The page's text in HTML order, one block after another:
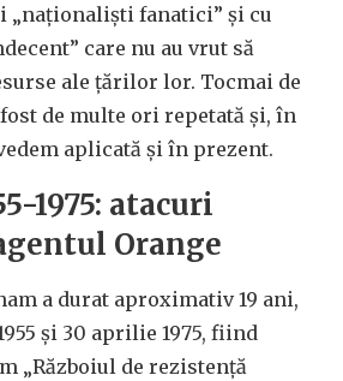
„naționaliști fanatici” și cu
care nu au vrut să
ale țărilor lor. Tocmai de
de multe ori repetată și, în
aplicată și în prezent.
1975: atacuri
Orange
a durat aproximativ 19 ani,
și 30 aprilie 1975, fiind
„Războiul de rezistență